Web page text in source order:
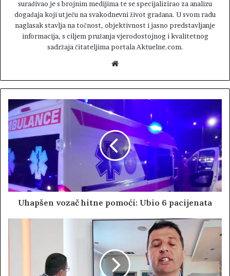
surađivao je s brojnim medijima te se specijalizirao za analizu
događaja koji utječu na svakodnevni život građana. U svom radu
naglasak stavlja na točnost, objektivnost i jasno predstavljanje
informacija, s ciljem pružanja vjerodostojnog i kvalitetnog
sadržaja čitateljima portala Aktuelne.com.
b
s
i
t
e
Uhapšen vozač hitne pomoći: Ubio 6 pacijenata